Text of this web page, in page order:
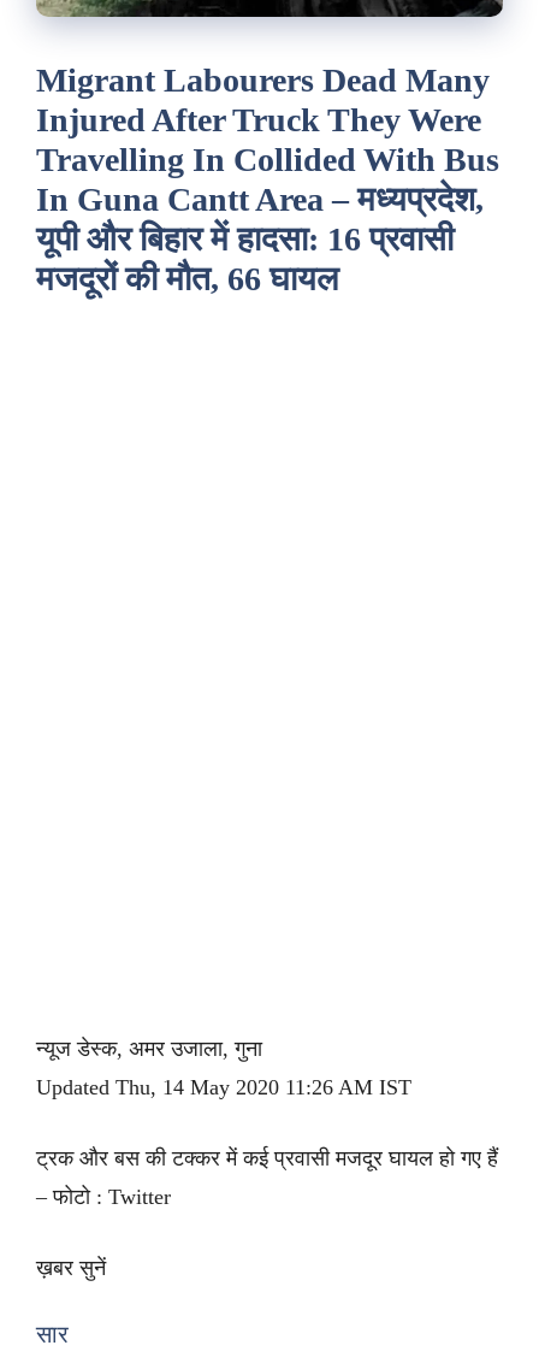
Migrant Labourers Dead Many
Injured After Truck They Were
Travelling In Collided With Bus
In Guna Cantt Area – मध्यप्रदेश,
यूपी और बिहार में हादसा: 16 प्रवासी
मजदूरों की मौत, 66 घायल
न्यूज डेस्क, अमर उजाला, गुना
Updated Thu, 14 May 2020 11:26 AM IST
ट्रक और बस की टक्कर में कई प्रवासी मजदूर घायल हो गए हैं
– फोटो : Twitter
ख़बर सुनें
सार